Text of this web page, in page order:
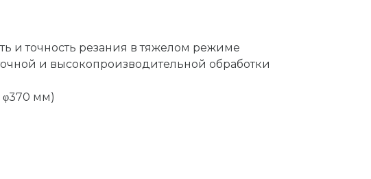
и точность резания в тяжелом режиме
и высокопроизводительной обработки
φ370 мм)